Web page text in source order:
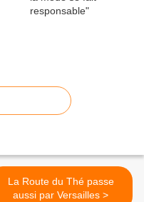
La Route du Thé passe
aussi par Versailles >